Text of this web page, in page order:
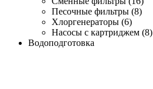
Песочные фильтры (8)
Хлоргенераторы (6)
Насосы с картриджем (8)
Водоподготовка